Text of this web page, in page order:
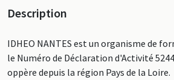
Description
IDHEO NANTES est un organisme de
le Numéro de Déclaration d'Activité
oppère depuis la région Pays de la Loire.